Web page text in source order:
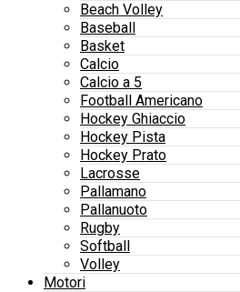
Beach Volley
Baseball
Basket
Calcio
Calcio a 5
Football Americano
Hockey Ghiaccio
Hockey Pista
Hockey Prato
Lacrosse
Pallamano
Pallanuoto
Rugby
Softball
Volley
Motori